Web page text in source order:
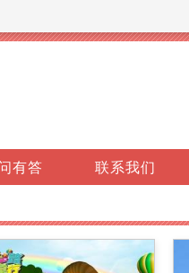
有答 联系我们